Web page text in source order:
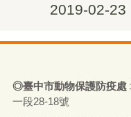
2019-02-23
◎臺中市動物保護防疫處
一段28-18號